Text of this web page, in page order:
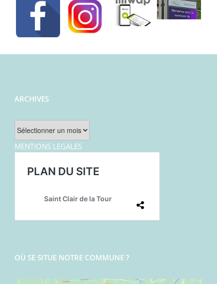
ARCHIVES
Archives
MENTIONS LEGALES
OÙ SE SITUE NOTRE COMMUNE ?